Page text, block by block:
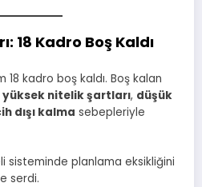
18 Kadro Boş Kaldı
18 kadro boş kaldı. Boş kalan
yüksek nitelik şartları, düşük
dışı kalma sebepleriyle
sisteminde planlama eksikliğini
serdi.